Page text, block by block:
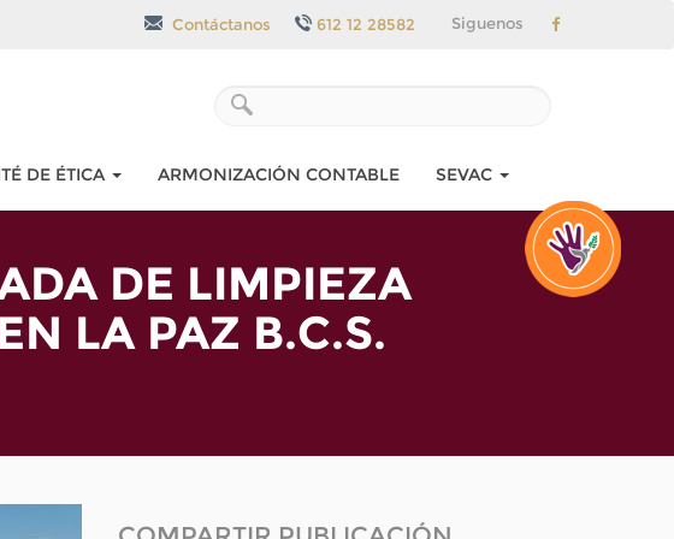
Siguenos
Contáctanos 612 12 28582
DE ÉTICA ARMONIZACIÓN CONTABLE SEVAC
DE LIMPIEZA
LA PAZ B.C.S.